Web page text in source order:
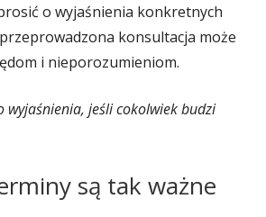
o wyjaśnienia konkretnych
konsultacja może
i nieporozumieniom.
wyjaśnienia, jeśli cokolwiek budzi
są tak ważne